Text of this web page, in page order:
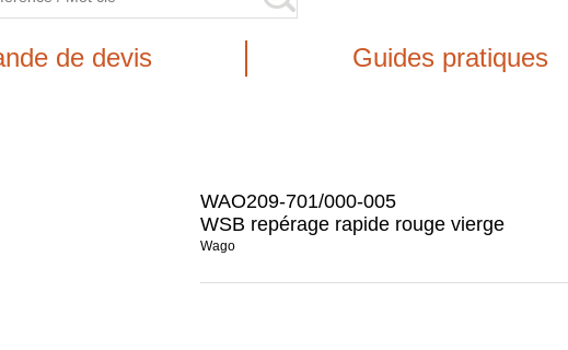
de devis Guides pratiques
WAO209-701/000-005
WSB repérage rapide rouge vierge
Wago